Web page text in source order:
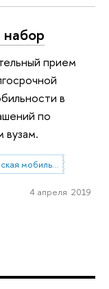
прием
в
по
вузам.
Международная студенческая мобильность: исходящая мобильность
4 апреля 2019